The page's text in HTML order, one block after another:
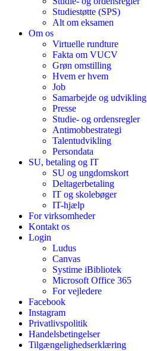
Studiestøtte (SPS)
Alt om eksamen
Om os
Virtuelle rundture
Fakta om VUCV
Grøn omstilling
Hvem er hvem
Job
Samarbejde og udvikling
Presse
Studie- og ordensregler
Antimobbestrategi
Talentudvikling
Persondata
SU, betaling og IT
SU og ungdomskort
Deltagerbetaling
IT og skolebøger
IT-hjælp
For virksomheder
Kontakt os
Login
Ludus
Canvas
Systime iBibliotek
Microsoft Office 365
For vejledere
Facebook
Instagram
Privatlivspolitik
Handelsbetingelser
Tilgængelighedserklæring